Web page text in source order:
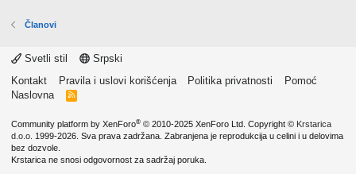
Članovi
Svetli stil
Srpski
Kontakt
Pravila i uslovi korišćenja Politika privatnosti
Pomoć
Naslovna
R
Community platform by XenForo® © 2010-2025 XenForo Ltd. Copyright © Krstarica
d.o.o. 1999-2026. Sva prava zadržana. Zabranjena je reprodukcija u celini i u delovima
bez dozvole.
Krstarica ne snosi odgovornost za sadržaj poruka.